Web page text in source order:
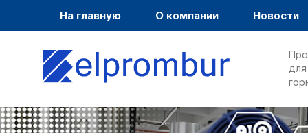
На главную О компании Новости